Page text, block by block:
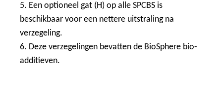
5. Een optioneel gat (H) op alle SPCBS is
beschikbaar voor een nettere uitstraling na
verzegeling.
6. Deze verzegelingen bevatten de BioSphere bio-
additieven.